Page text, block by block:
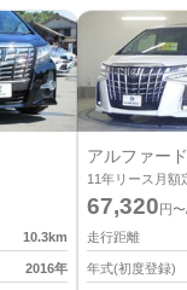
10.3km
2016年
アルファード
11年リース月額
67,320円
走行距離
年式(初度登録)